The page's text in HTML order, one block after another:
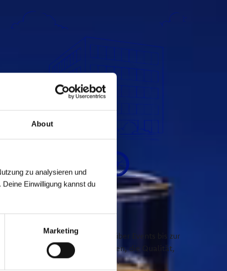
About
zu analysieren und
Einwilligung kannst du
Marketing
& NALTU
die funktioniert. Von Catering über Events bis zur
wir Lösungen für Unternehmen, die Qualität,
und Verlässlichkeit schätzen.